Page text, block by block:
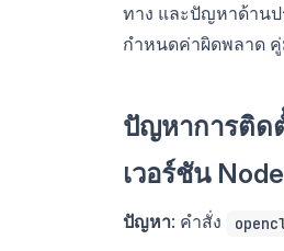
ทาง และปัญหาด้านป
กำหนดค่าผิดพลาด
ปัญหาการติด
เวอร์ชัน
ปัญหา: คำสั่ง